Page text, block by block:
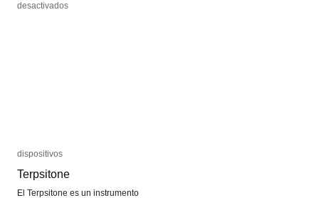
desactivadosen
desactivadosen
dispositivos
Terpsitone
El Terpsitone es un instrumento
dispositivos
Terpsitone